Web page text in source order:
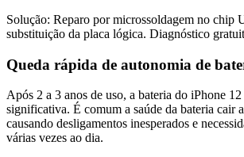
Solução: Reparo por microssoldagem no chip
substituição da placa lógica. Diagnóstico
Queda rápida de autonomia de
Após 2 a 3 anos de uso, a bateria do iPhone
significativa. É comum a saúde da bateria cair
causando desligamentos inesperados e
várias vezes ao dia.